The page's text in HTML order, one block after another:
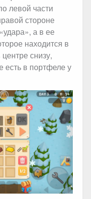
левой части
стороне
а в ее
находится в
снизу,
есть в портфеле у